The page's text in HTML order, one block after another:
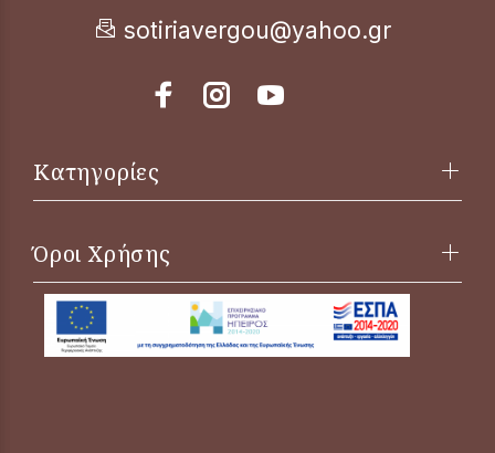
sotiriavergou@yahoo.gr
Κατηγορίες
Όροι Χρήσης